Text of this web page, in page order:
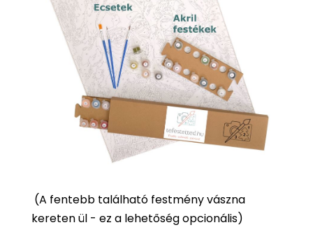
(A fentebb található festmény vászna
kereten ül - ez a lehetőség opcionális)